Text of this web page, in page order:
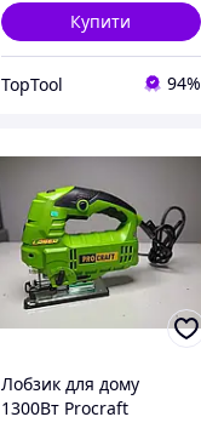
Купити
TopTool 94%
Лобзик для дому
1300Вт Procraft